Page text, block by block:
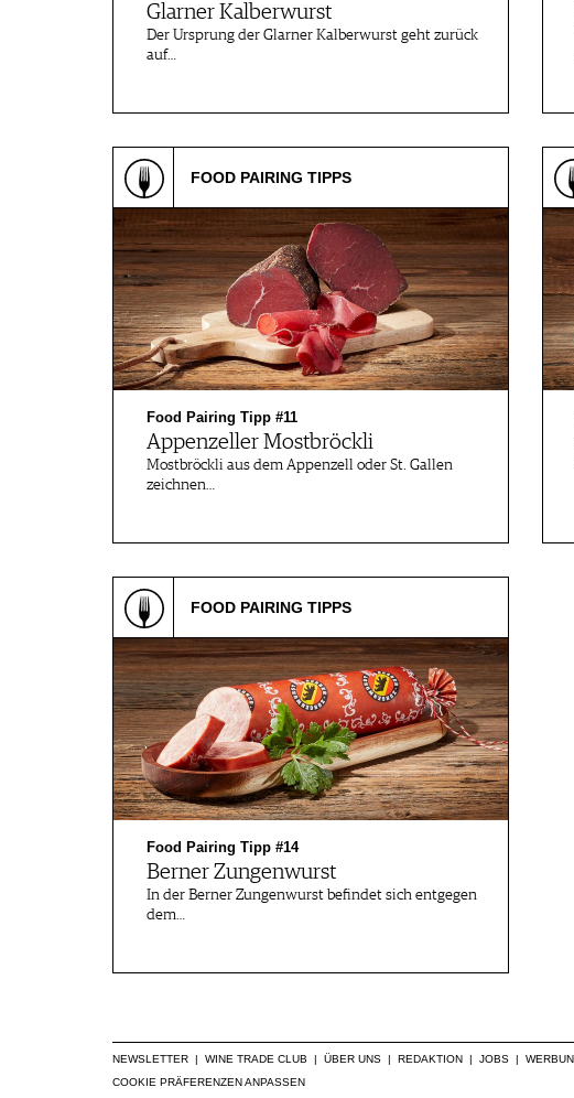
Glarner Kalberwurst
Der Ursprung der Glarner Kalberwurst geht zurück
auf…
FOOD PAIRING TIPPS
Food Pairing Tipp #11
Appenzeller Mostbröckli
Mostbröckli aus dem Appenzell oder St. Gallen
zeichnen…
FOOD PAIRING TIPPS
Food Pairing Tipp #14
Berner Zungenwurst
In der Berner Zungenwurst befindet sich entgegen
dem…
NEWSLETTER | WINE TRADE CLUB | ÜBER UNS | REDAKTION | JOBS |
COOKIE PRÄFERENZEN ANPASSEN